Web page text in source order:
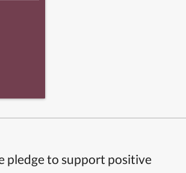
pledge to support positive